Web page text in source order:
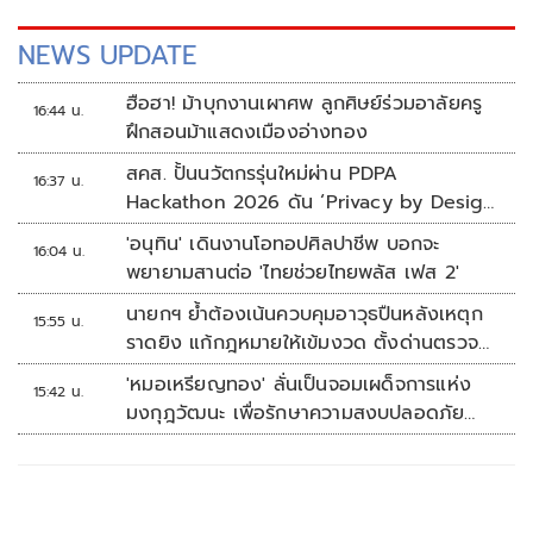
ตั้งแต่วันที่ 19พฤษภาคม ถึง 7 มิถุนายน 2569 นี้เท่านั้น
NEWS UPDATE
16:44 น.
ฮือฮา! ม้าบุกงานเผาศพ ลูกศิษย์ร่วมอาลัยครู
ฝึกสอนม้าแสดงเมืองอ่างทอง
16:37 น.
สคส. ปั้นนวัตกรรุ่นใหม่ผ่าน PDPA
Hackathon 2026 ดัน ‘Privacy by Design
for all’ สู่โซลูชันคุ้มครองข้อมูลส่วนบุคคลที่
ใช้ได้จริง
16:04 น.
'อนุทิน' เดินงานโอทอปศิลปาชีพ บอกจะ
พยายามสานต่อ 'ไทยช่วยไทยพลัส เฟส 2'
15:55 น.
นายกฯ ย้ำต้องเน้นควบคุมอาวุธปืนหลังเหตุก
ราดยิง แก้กฎหมายให้เข้มงวด ตั้งด่านตรวจ
เพิ่ม
15:42 น.
'หมอเหรียญทอง' ลั่นเป็นจอมเผด็จการแห่ง
มงกุฎวัฒนะ เพื่อรักษาความสงบปลอดภัย
ภายในรพ.